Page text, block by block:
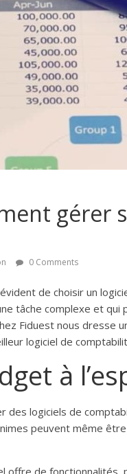
gérer
0 Comments
de choisir un
tâche complexe et qui
Fiduest nous dresse
logiciel de
à
des logiciels de
peuvent même
offre de